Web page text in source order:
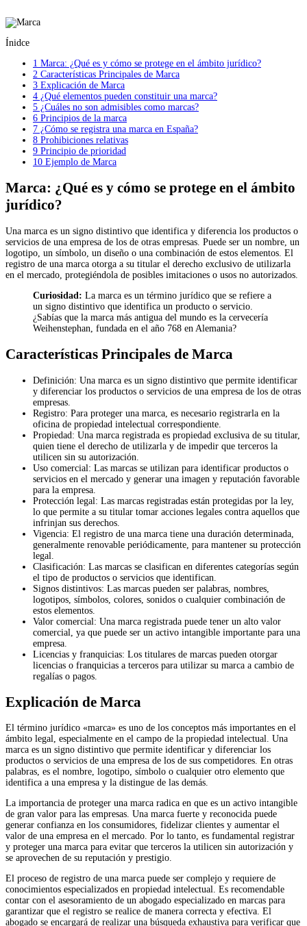
Ínidce
1 Marca: ¿Qué es y cómo se protege en el ámbito jurídico?
2 Características Principales de Marca
3 Explicación de Marca
4 ¿Qué elementos pueden constituir una marca?
5 ¿Cuáles no son admisibles como marcas?
6 Principios de la marca
7 ¿Cómo se registra una marca en España?
8 Prohibiciones relativas
9 Principio de prioridad
10 Ejemplo de Marca
Marca: ¿Qué es y cómo se protege en el ámbito
jurídico?
Una marca es un signo distintivo que identifica y diferencia los productos o
servicios de una empresa de los de otras empresas. Puede ser un nombre, un
logotipo, un símbolo, un diseño o una combinación de estos elementos. El
registro de una marca otorga a su titular el derecho exclusivo de utilizarla
en el mercado, protegiéndola de posibles imitaciones o usos no autorizados.
Curiosidad: La marca es un término jurídico que se refiere a
un signo distintivo que identifica un producto o servicio.
¿Sabías que la marca más antigua del mundo es la cervecería
Weihenstephan, fundada en el año 768 en Alemania?
Características Principales de Marca
Definición: Una marca es un signo distintivo que permite identificar
y diferenciar los productos o servicios de una empresa de los de otras
empresas.
Registro: Para proteger una marca, es necesario registrarla en la
oficina de propiedad intelectual correspondiente.
Propiedad: Una marca registrada es propiedad exclusiva de su titular,
quien tiene el derecho de utilizarla y de impedir que terceros la
utilicen sin su autorización.
Uso comercial: Las marcas se utilizan para identificar productos o
servicios en el mercado y generar una imagen y reputación favorable
para la empresa.
Protección legal: Las marcas registradas están protegidas por la ley,
lo que permite a su titular tomar acciones legales contra aquellos que
infrinjan sus derechos.
Vigencia: El registro de una marca tiene una duración determinada,
generalmente renovable periódicamente, para mantener su protección
legal.
Clasificación: Las marcas se clasifican en diferentes categorías según
el tipo de productos o servicios que identifican.
Signos distintivos: Las marcas pueden ser palabras, nombres,
logotipos, símbolos, colores, sonidos o cualquier combinación de
estos elementos.
Valor comercial: Una marca registrada puede tener un alto valor
comercial, ya que puede ser un activo intangible importante para una
empresa.
Licencias y franquicias: Los titulares de marcas pueden otorgar
licencias o franquicias a terceros para utilizar su marca a cambio de
regalías o pagos.
Explicación de Marca
El término jurídico «marca» es uno de los conceptos más importantes en el
ámbito legal, especialmente en el campo de la propiedad intelectual. Una
marca es un signo distintivo que permite identificar y diferenciar los
productos o servicios de una empresa de los de sus competidores. En otras
palabras, es el nombre, logotipo, símbolo o cualquier otro elemento que
identifica a una empresa y la distingue de las demás.
La importancia de proteger una marca radica en que es un activo intangible
de gran valor para las empresas. Una marca fuerte y reconocida puede
generar confianza en los consumidores, fidelizar clientes y aumentar el
valor de una empresa en el mercado. Por lo tanto, es fundamental registrar
y proteger una marca para evitar que terceros la utilicen sin autorización y
se aprovechen de su reputación y prestigio.
El proceso de registro de una marca puede ser complejo y requiere de
conocimientos especializados en propiedad intelectual. Es recomendable
contar con el asesoramiento de un abogado especializado en marcas para
garantizar que el registro se realice de manera correcta y efectiva. El
abogado se encargará de realizar una búsqueda exhaustiva para verificar que